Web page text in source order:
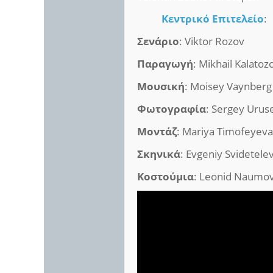
Κεντρικό Επιτελείο:
Σενάριο: Viktor Rozov
Παραγωγή: Mikhail
Μουσική: Moisey Vaynberg
Φωτογραφία: Sergey
Μοντάζ: Mariya Timofeyeva
Σκηνικά: Evgeniy
Κοστούμια: Leonid